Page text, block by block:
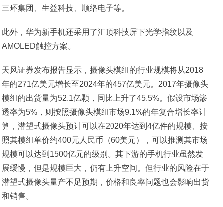
三环集团、生益科技、顺络电子等。
此外，华为新手机还采用了汇顶科技屏下光学指纹以及
AMOLED触控方案。
天风证券发布报告显示，摄像头模组的行业规模将从2018
年的271亿美元增长至2024年的457亿美元。2017年摄像头
模组的出货量为52.1亿颗，同比上升了45.5%。假设市场渗
透率为5%，则按照摄像头模组市场9.1%的年复合增长率计
算，潜望式摄像头预计可以在2020年达到4亿件的规模、按
照其模组单价约400元人民币（60美元），可以推测其市场
规模可以达到1500亿元的级别。其下游的手机行业虽然发
展缓慢，但是规模巨大，仍有上升空间。但行业的风险在于
潜望式摄像头量产不足预期，价格和良率问题也会影响出货
和销售。